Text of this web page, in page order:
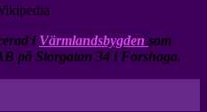
i Värmlandsbygden som
på Storgatan 34 i Forshaga.